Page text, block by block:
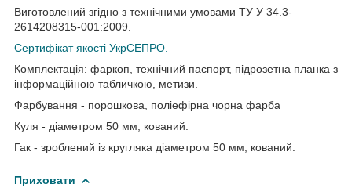
Виготовлений згідно з технічними умовами ТУ У 34.3-
2614208315-001:2009.
Сертифікат якості УкрСЕПРО.
Комплектація: фаркоп, технічний паспорт, підрозетна планка з
інформаційною табличкою, метизи.
Фарбування - порошкова, поліефірна чорна фарба
Куля - діаметром 50 мм, кований.
Гак - зроблений із кругляка діаметром 50 мм, кований.
Приховати